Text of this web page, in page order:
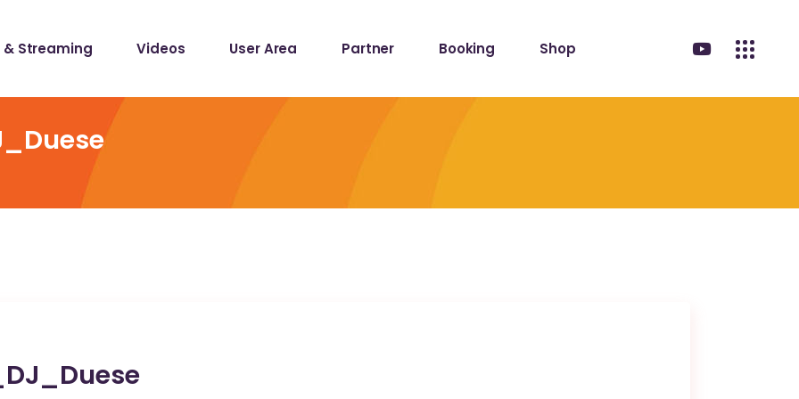
& Streaming Videos User Area Partner Booking Shop